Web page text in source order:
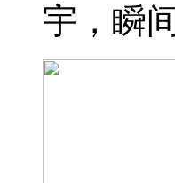
宇，瞬